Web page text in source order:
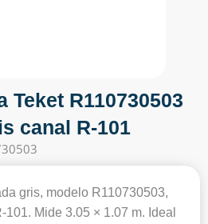
Teket R110730503
canal R-101
gris, modelo R110730503,
Mide 3.05 × 1.07 m. Ideal